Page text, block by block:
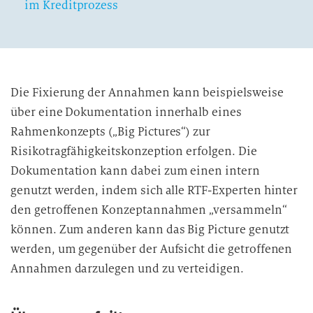
im Kreditprozess
Die Fixierung der Annahmen kann beispielsweise
über eine Dokumentation innerhalb eines
Rahmenkonzepts („Big Pictures“) zur
Risikotragfähigkeitskonzeption erfolgen. Die
Dokumentation kann dabei zum einen intern
genutzt werden, indem sich alle RTF-Experten hinter
den getroffenen Konzeptannahmen „versammeln“
können. Zum anderen kann das Big Picture genutzt
werden, um gegenüber der Aufsicht die getroffenen
Annahmen darzulegen und zu verteidigen.